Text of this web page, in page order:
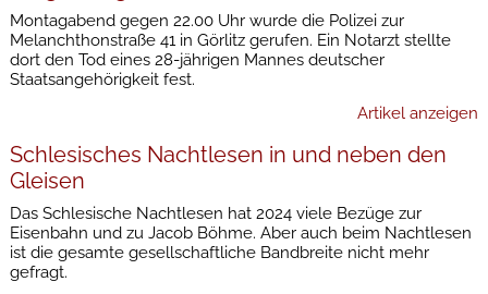
Montagabend gegen 22.00 Uhr wurde die Polizei zur
Melanchthonstraße 41 in Görlitz gerufen. Ein Notarzt stellte
dort den Tod eines 28-jährigen Mannes deutscher
Staatsangehörigkeit fest.
Artikel anzeigen
Schlesisches Nachtlesen in und neben den
Gleisen
Das Schlesische Nachtlesen hat 2024 viele Bezüge zur
Eisenbahn und zu Jacob Böhme. Aber auch beim Nachtlesen
ist die gesamte gesellschaftliche Bandbreite nicht mehr
gefragt.